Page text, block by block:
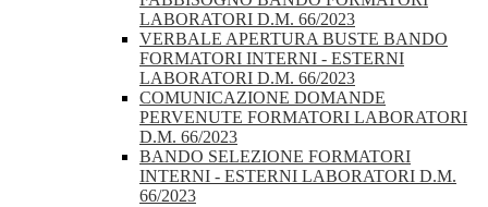
LABORATORI D.M. 66/2023
VERBALE APERTURA BUSTE BANDO
FORMATORI INTERNI - ESTERNI
LABORATORI D.M. 66/2023
COMUNICAZIONE DOMANDE
PERVENUTE FORMATORI LABORATORI
D.M. 66/2023
BANDO SELEZIONE FORMATORI
INTERNI - ESTERNI LABORATORI D.M.
66/2023